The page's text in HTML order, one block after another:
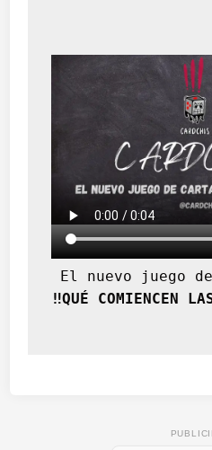
El nuevo juego
‼️QUÉ COMIENCEN